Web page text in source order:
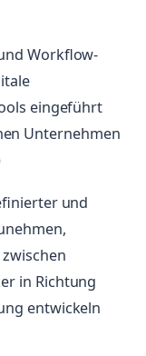
Workflow-
eingeführt
Unternehmen
und
in Richtung
entwickeln